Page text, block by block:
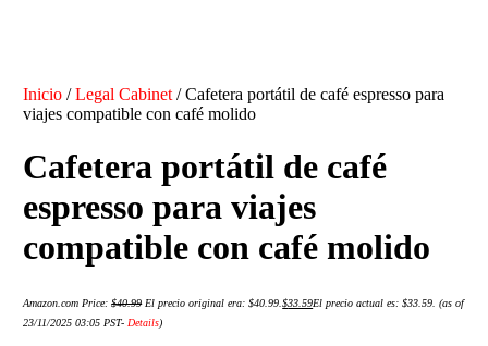
Inicio /Legal Cabinet / Cafetera portátil de café espresso para
viajes compatible con café molido
Cafetera portátil de café
espresso para viajes
compatible con café molido
Amazon.com Price:$40.99 El precio original era: $40.99.$33.59El precio actual es: $33.59. (as of
23/11/2025 03:05 PST- Details)